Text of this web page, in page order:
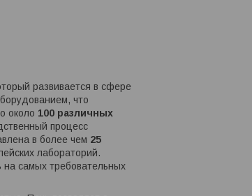
развивается в сфере
что
около 100 различных
процесс
в более чем 25
лабораторий.
самых требовательных